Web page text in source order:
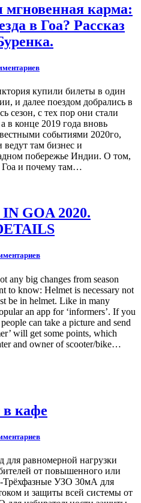
мгновенная карма:
в Гоа? Рассказ
купили билеты в один
и далее поездом добрались в
сезон, с тех пор они стали
в конце 2019 года вновь
событиями 2020го,
там бизнес и
побережье Индии. О том,
Гоа и почему там…
GOA 2020.
any big changes from season
to know: Helmet is necessary not
be in helmet. Like in many
an app for ‘informers’. If you
can take a picture and send
will get some points, which
and owner of scooter/bike…
кафе
равномерной нагрузки
от повышенного или
Трёхфазные УЗО 30мА для
и защиты всей системы от